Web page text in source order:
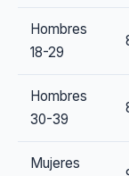
Hombres
18-29
Hombres
30-39
Mujeres